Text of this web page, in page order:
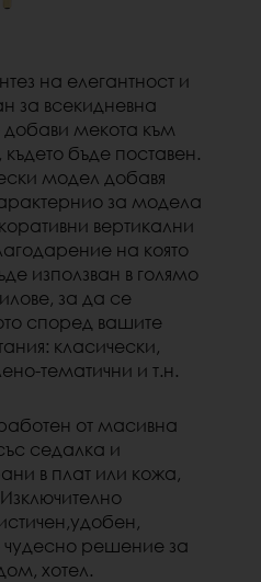
на елегантност и
за всекидневна
мекота към
бъде поставен.
модел добавя
за модела
вертикални
на която
използван в голямо
за да се
според вашите
класически,
тематични и т.н.
от масивна
седалка и
в плат или кожа,
чудесно решение за
хотел.